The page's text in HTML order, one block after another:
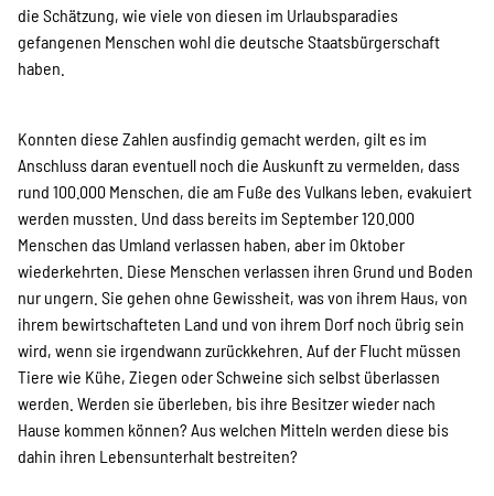
Über uns
Kontakt
english
Indonesian
Suche
die Schätzung, wie viele von diesen im Urlaubsparadies
gefangenen Menschen wohl die deutsche Staatsbürgerschaft
haben.
Konnten diese Zahlen ausfindig gemacht werden, gilt es im
Anschluss daran eventuell noch die Auskunft zu vermelden, dass
rund 100.000 Menschen, die am Fuße des Vulkans leben, evakuiert
werden mussten. Und dass bereits im September 120.000
Menschen das Umland verlassen haben, aber im Oktober
wiederkehrten. Diese Menschen verlassen ihren Grund und Boden
nur ungern. Sie gehen ohne Gewissheit, was von ihrem Haus, von
ihrem bewirtschafteten Land und von ihrem Dorf noch übrig sein
wird, wenn sie irgendwann zurückkehren. Auf der Flucht müssen
Tiere wie Kühe, Ziegen oder Schweine sich selbst überlassen
werden. Werden sie überleben, bis ihre Besitzer wieder nach
Hause kommen können? Aus welchen Mitteln werden diese bis
dahin ihren Lebensunterhalt bestreiten?